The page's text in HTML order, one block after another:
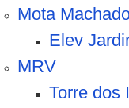
Mota
Elev
MRV
Torre dos